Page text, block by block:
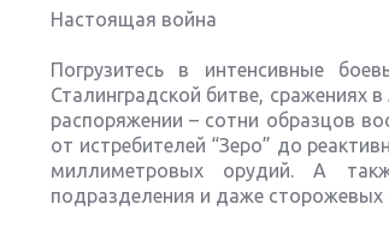
Настоящая война
Погрузитесь в интенсивные
Сталинградской битве, сражениях
распоряжении – сотни образцов
от истребителей “Зеро” до
миллиметровых орудий. А
подразделения и даже сторожевых